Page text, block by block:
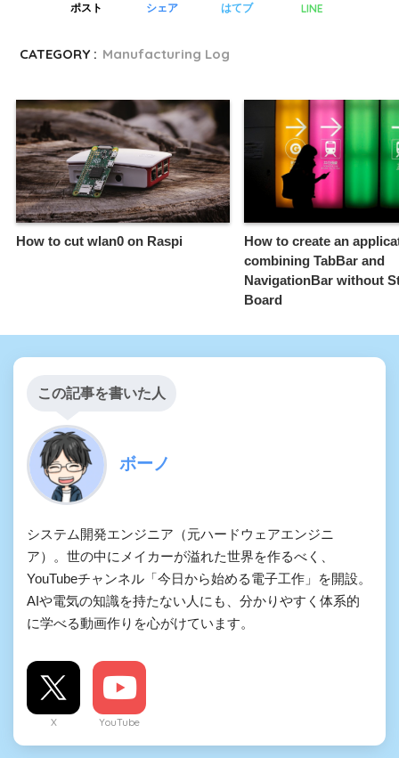
ポスト シェア はてブ LINE
CATEGORY : Manufacturing Log
How to cut wlan0 on Raspi
How to create an
combining TabBar and
NavigationBar without
Board
この記事を書いた人
ボーノ
システム開発エンジニア（元ハードウェアエンジニ
ア）。世の中にメイカーが溢れた世界を作るべく、
YouTubeチャンネル「今日から始める電子工作」を開設。
AIや電気の知識を持たない人にも、分かりやすく体系的
に学べる動画作りを心がけています。
X YouTube